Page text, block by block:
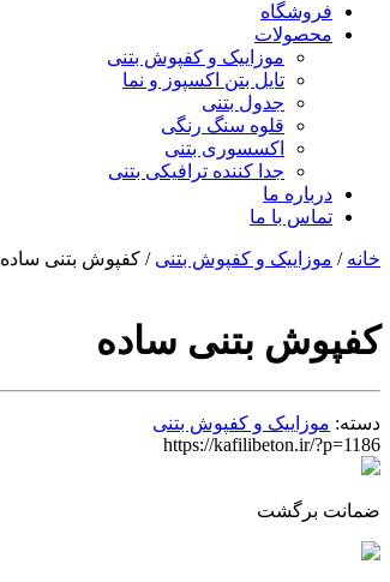
فروشگاه
محصولات
موزاییک و کفپوش بتنی
تایل بتن اکسپوز و نما
جدول بتنی
قلوه سنگ رنگی
اکسسوری بتنی
جدا کننده ترافیکی بتنی
درباره ما
تماس با ما
خانه / موزاییک و کفپوش بتنی / کفپوش بتنی ساده
کفپوش بتنی ساده
دسته: موزاییک و کفپوش بتنی
https://kafilibeton.ir/?p=1186
ضمانت برگشت